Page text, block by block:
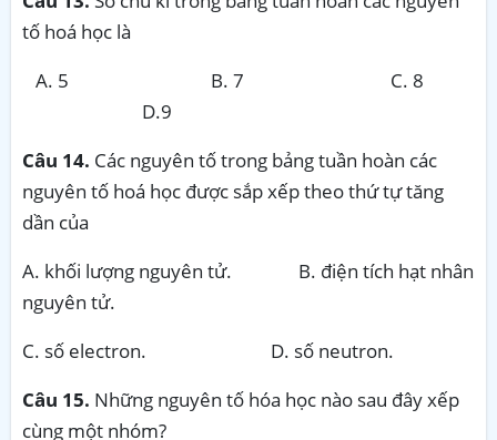
tố hoá học là
5 B. 7 C. 8
D.9
Câu 14. Các nguyên tố trong bảng tuần hoàn các
nguyên tố hoá học được sắp xếp theo thứ tự tăng
dần của
A. khối lượng nguyên tử. B. điện tích hạt nhân
nguyên tử.
C. số electron. D. số neutron.
Câu 15. Những nguyên tố hóa học nào sau đây xếp
cùng một nhóm?